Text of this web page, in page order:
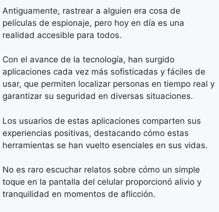
Antiguamente, rastrear a alguien era cosa de
películas de espionaje, pero hoy en día es una
realidad accesible para todos.
Con el avance de la tecnología, han surgido
aplicaciones cada vez más sofisticadas y fáciles de
usar, que permiten localizar personas en tiempo real y
garantizar su seguridad en diversas situaciones.
Los usuarios de estas aplicaciones comparten sus
experiencias positivas, destacando cómo estas
herramientas se han vuelto esenciales en sus vidas.
No es raro escuchar relatos sobre cómo un simple
toque en la pantalla del celular proporcionó alivio y
tranquilidad en momentos de aflicción.